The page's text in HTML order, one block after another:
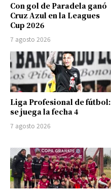
Con gol de Paradela ganó
Cruz Azul en la Leagues
Cup 2026
7 agosto 2026
Liga Profesional de fútbol:
se juega la fecha 4
7 agosto 2026